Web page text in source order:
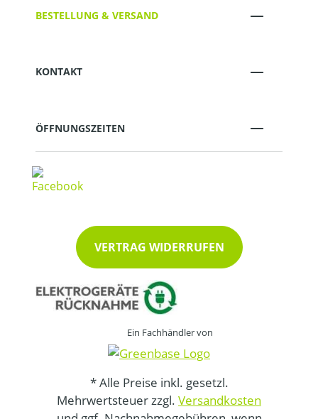
BESTELLUNG & VERSAND
KONTAKT
ÖFFNUNGSZEITEN
VERTRAG WIDERRUFEN
Ein Fachhändler von
* Alle Preise inkl. gesetzl.
Mehrwertsteuer zzgl. Versandkosten